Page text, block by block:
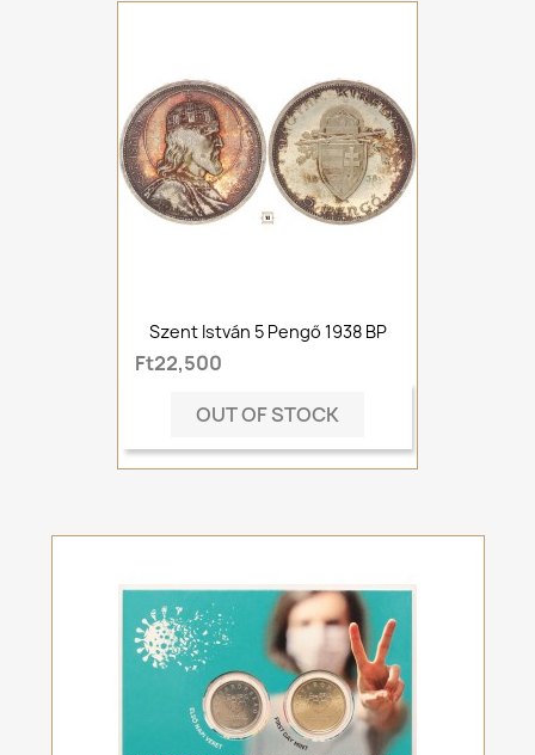
Szent István 5 Pengő 1938 BP
Ft22,500
OUT OF STOCK